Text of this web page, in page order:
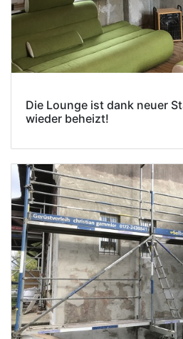
Die Lounge ist dank neuer
wieder beheizt!